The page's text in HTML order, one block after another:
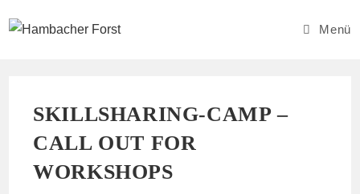
Inhalt
Menü
SKILLSHARING-CAMP –
CALL OUT FOR
WORKSHOPS